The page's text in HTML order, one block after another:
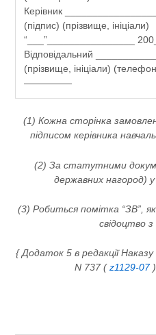
Керівник
(підпис) (прізвище, ініціали)
“___”________________
Відповідальний
(прізвище, ініціали)
—————
(1) Кожна сторінка
підписом керівника
(2) За статутними
державних нагород) у
(3) Робиться помітка “ЗВ”,
свідоцтво з
{ Додаток 5 в редакції
N 737 (z1129-07)